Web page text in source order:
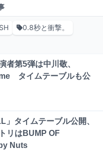
0.8秒と衝撃。
者第5弾は中川敬、
タイムテーブルも公
タイムテーブル公開、
リはBUMP OF
Nuts